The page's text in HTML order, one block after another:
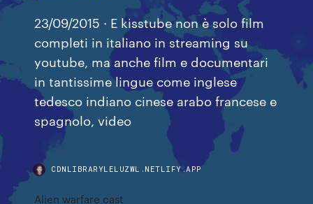
23/09/2015 · E kisstube non è solo film
completi in italiano in streaming su
youtube, ma anche film e documentari
in tantissime lingue come inglese
tedesco indiano cinese arabo francese e
spagnolo, video
CDNLIBRARYLELUZWL.NETLIFY.APP
Alien warfare cast